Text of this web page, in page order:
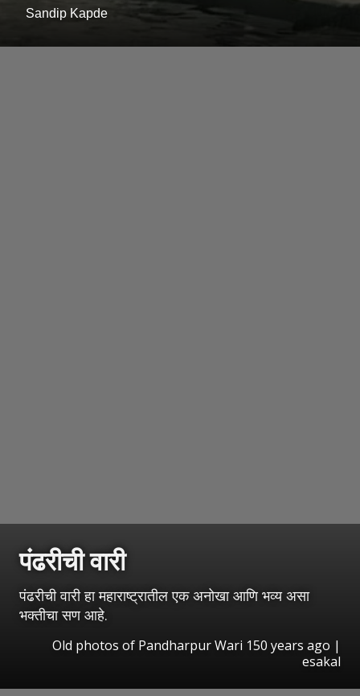
Sandip Kapde
पंढरीची वारी
पंढरीची वारी हा महाराष्ट्रातील एक अनोखा आणि भव्य असा
भक्तीचा सण आहे.
Old photos of Pandharpur Wari 150 years ago |
esakal